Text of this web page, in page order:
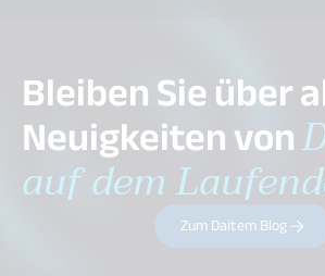
Bleiben Sie über
Neuigkeiten von
auf dem
Zum Daitem Blog